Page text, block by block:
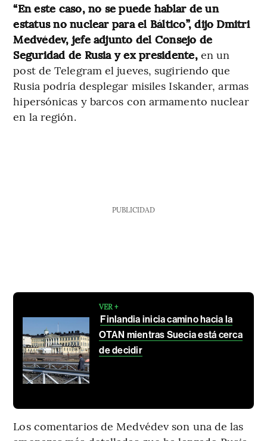
“En este caso, no se puede hablar de un
estatus no nuclear para el Báltico”, dijo Dmitri
Medvédev, jefe adjunto del Consejo de
Seguridad de Rusia y ex presidente,en un
post de Telegram el jueves, sugiriendo que
Rusia podría desplegar misiles Iskander, armas
hipersónicas y barcos con armamento nuclear
en la región.
PUBLICIDAD
VER +
Finlandia inicia camino hacia la
OTAN mientras Suecia está cerca
de decidir
Los comentarios de Medvédev son una de las